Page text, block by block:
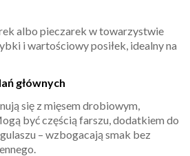
albo pieczarek w towarzystwie
i wartościowy posiłek, idealny na
głównych
się z mięsem drobiowym,
być częścią farszu, dodatkiem do
– wzbogacają smak bez